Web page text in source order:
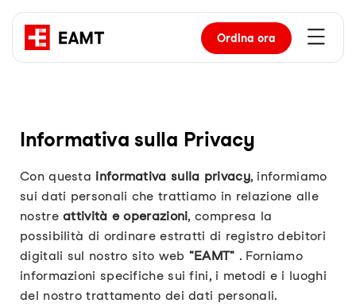
Ordina ora
Informativa sulla Privacy
Con questa informativa sulla privacy, informiamo
sui dati personali che trattiamo in relazione alle
nostreattività e operazioni, compresa la
possibilità di ordinare estratti di registro debitori
digitali sul nostro sito web "EAMT" . Forniamo
informazioni specifiche sui fini, i metodi e i luoghi
del nostro trattamento dei dati personali.